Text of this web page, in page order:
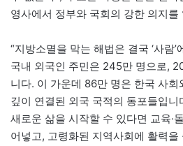
영사에서 정부와 국회의 강한 의지를
“지방소멸을 막는 해법은 결국 ‘사람
국내 외국인 주민은 245만 명으로,
니다. 이 가운데 86만 명은 한국 사
깊이 연결된 외국 국적의 동포들입니
새로운 삶을 시작할 수 있다면 교육·
어넣고, 고령화된 지역사회에 활력